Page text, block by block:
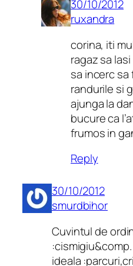
30/10/2012
ruxandra
corina, iti
ragaz sa
sa incerc sa
randurile si
ajunga la
bucure ca
frumos in
Reply
30/10/2012
smurdbihor
Cuvintul de
ideala